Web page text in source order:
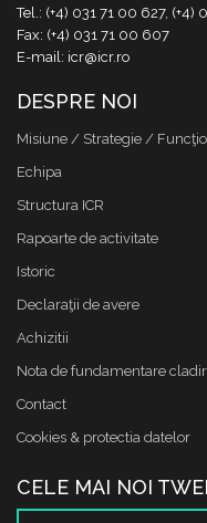
Tel.: (+4) 031 71 00 627, (+4)
Fax: (+4) 031 71 00 607
E-mail: icr@icr.ro
DESPRE NOI
Misiune / Strategie /
Echipa
Structura ICR
Rapoarte de activitate
Istoric
Declaraţii de avere
Achizitii
Nota de fundamentare
Contact
Cookies & protectia datelor
CELE MAI NOI